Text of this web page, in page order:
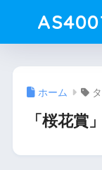
ホーム
「桜花賞